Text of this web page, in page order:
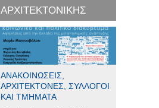
ΑΡΧΙΤΕΚΤΟΝΙΚΗΣ
ΑΝΑΚΟΙΝΏΣΕΙΣ,
ΑΡΧΙΤΈΚΤΟΝΕΣ, ΣΎΛΛΟΓΟΙ
ΚΑΙ ΤΜΉΜΑΤΑ